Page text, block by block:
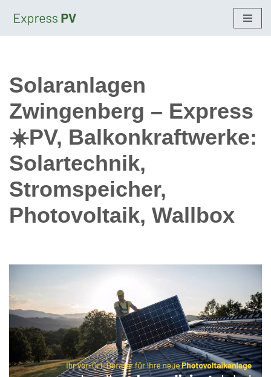
Solaranlagen
Zwingenberg – Express
☀️PV, Balkonkraftwerke:
Solartechnik,
Stromspeicher,
Photovoltaik, Wallbox